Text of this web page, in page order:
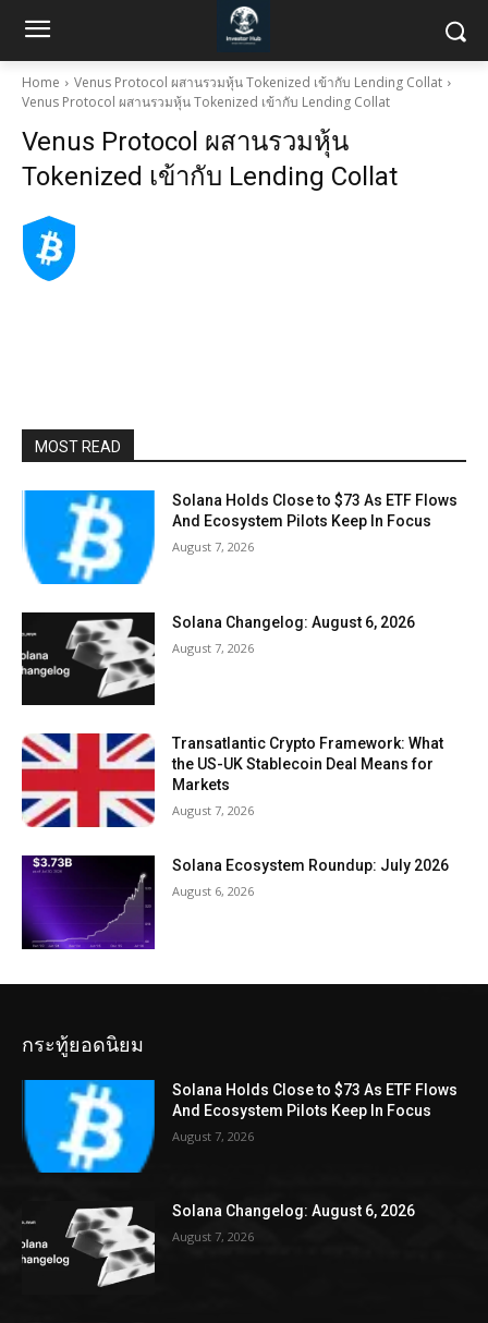
Home
Venus Protocol ผสานรวมหุ้น Tokenized เข้ากับ Lending Collat
Venus Protocol ผสานรวมหุ้น Tokenized เข้ากับ Lending Collat
Venus Protocol ผสานรวมหุ้น
Tokenized เข้ากับ Lending Collat
MOST READ
Solana Holds Close to $73 As ETF Flows
And Ecosystem Pilots Keep In Focus
August 7, 2026
Solana Changelog: August 6, 2026
August 7, 2026
Transatlantic Crypto Framework: What
the US-UK Stablecoin Deal Means for
Markets
August 7, 2026
Solana Ecosystem Roundup: July 2026
August 6, 2026
กระทู้ยอดนิยม
Solana Holds Close to $73 As ETF Flows
And Ecosystem Pilots Keep In Focus
August 7, 2026
Solana Changelog: August 6, 2026
August 7, 2026